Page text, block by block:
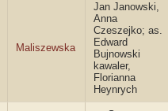
Maliszewska
Jan Janowski,
Anna
Czeszejko; as.
Edward
Bujnowski
kawaler,
Florianna
Heynrych